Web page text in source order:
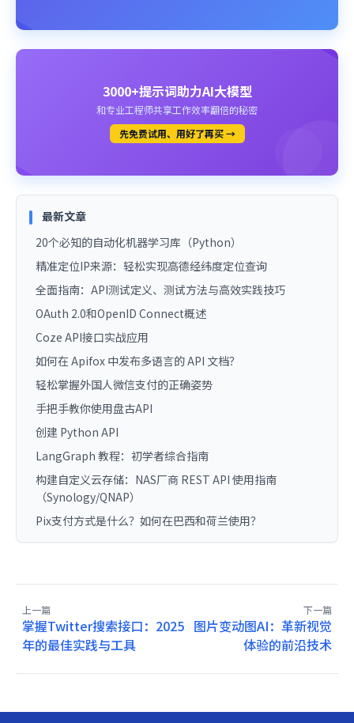
3000+提示词助力AI大模型
和专业工程师共享工作效率翻倍的秘密
先免费试用、用好了再买 →
最新文章
20个必知的自动化机器学习库（Python）
精准定位IP来源：轻松实现高德经纬度定位查询
全面指南：API测试定义、测试方法与高效实践技巧
OAuth 2.0和OpenID Connect概述
Coze API接口实战应用
如何在 Apifox 中发布多语言的 API 文档？
轻松掌握外国人微信支付的正确姿势
手把手教你使用盘古API
创建 Python API
LangGraph 教程：初学者综合指南
构建自定义云存储：NAS厂商 REST API 使用指南
（Synology/QNAP）
Pix支付方式是什么？如何在巴西和荷兰使用？
上一篇
掌握Twitter搜索接口：2025
年的最佳实践与工具
下一篇
图片变动图AI：革新视觉
体验的前沿技术